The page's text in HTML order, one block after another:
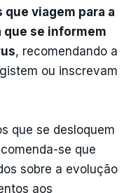
viagem para a
que se informem
, recomendando a
ou inscrevam
que se desloquem
se que
sobre a evolução
aos